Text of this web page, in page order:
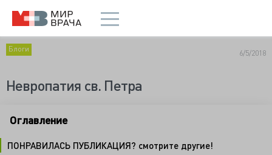
Блоги 6/5/2018
Невропатия св. Петра
Оглавление
ПОНРАВИЛАСЬ ПУБЛИКАЦИЯ? смотрите другие!